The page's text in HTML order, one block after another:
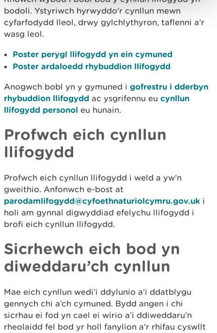
bodoli. Ystyriwch hyrwyddo’r cynllun mewn
cyfarfodydd lleol, drwy gylchlythyron, taflenni a’r
wasg leol.
Poster perygl llifogydd yn ein cymuned
Poster ardaloedd rhybuddion llifogydd
Anogwch bobl yn y gymuned i gofrestru i dderbyn
rhybuddion llifogydd ac ysgrifennu eu cynllun
llifogydd personol eu hunain.
Profwch eich cynllun
llifogydd
Profwch eich cynllun llifogydd i weld a yw’n
gweithio. Anfonwch e-bost at
parodamlifogydd@cyfoethnaturiolcymru.gov.uk i
holi am gynnal digwyddiad efelychu llifogydd i
brofi eich cynllun llifogydd.
Sicrhewch eich bod yn
diweddaru’ch cynllun
Mae eich cynllun wedi’i ddylunio a’i ddatblygu
gennych chi a’ch cymuned. Bydd angen i chi
sicrhau ei fod yn cael ei wirio a’i ddiweddaru’n
rheolaidd fel bod yr holl fanylion a’r rhifau cyswllt